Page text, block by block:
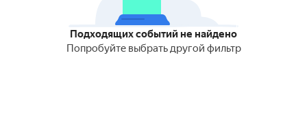
Подходящих событий не найдено
Попробуйте выбрать другой фильтр